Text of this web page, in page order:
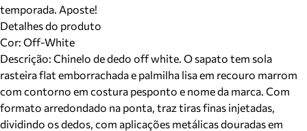
temporada. Aposte!
Detalhes do produto
Cor: Off-White
Descrição: Chinelo de dedo off white. O sapato tem sola
rasteira flat emborrachada e palmilha lisa em recouro marrom
com contorno em costura pesponto e nome da marca. Com
formato arredondado na ponta, traz tiras finas injetadas,
dividindo os dedos, com aplicações metálicas douradas em